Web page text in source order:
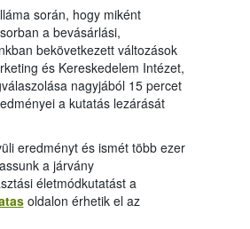
során, hogy miként
a bevásárlási,
bekövetkezett változások
és Kereskedelem Intézet,
nagyjából 15 percet
a kutatás lezárását
eredményt és ismét több ezer
a járvány
életmódkutatást a
oldalon érhetik el az